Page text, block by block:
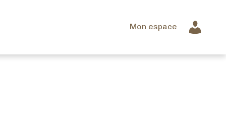
Mon espace